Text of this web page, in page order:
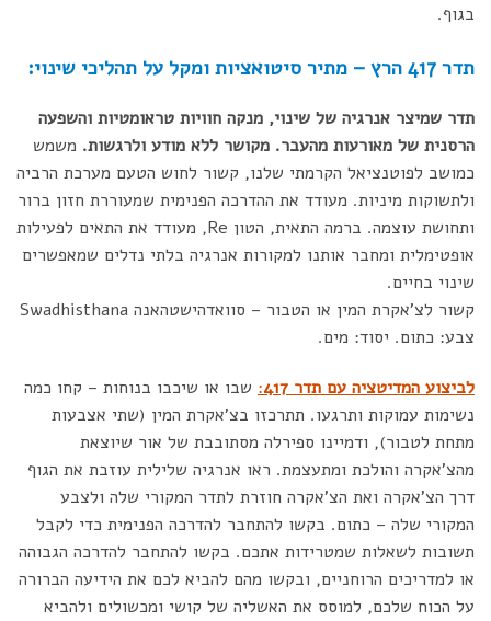
בגוף.
תדר 417 הרץ – מתיר סיטואציות ומקל על תהליכי שינוי:
תדר שמיצר אנרגיה של שינוי, מנקה חוויות טראומטיות והשפעה
הרסנית של מאורעות מהעבר. מקושר ללא מודע ולרגשות. משמש
כמושב לפוטנציאל הקרמתי שלנו, קשור לחוש הטעם מערכת הרביה
ולתשוקות מיניות. מעודד את ההדרכה הפנימית שמעוררת חזון ברור
ותחושת עוצמה. ברמה התאית, הטון Re, מעודד את התאים לפעילות
אופטימלית ומחבר אותנו למקורות אנרגיה בלתי נדלים שמאפשרים
שינוי בחיים.
קשור לצ'אקרת המין או הטבור – סוואדהישטהאנה Swadhisthana
צבע: כתום. יסוד: מים.
לביצוע המדיטציה עם תדר 417 : שבו או שיכבו בנוחות – קחו כמה
נשימות עמוקות ותרגעו. תתרכזו בצ'אקרת המין (שתי אצבעות
מתחת לטבור), ודמיינו ספירלה מסתובבת של אור שיוצאת
מהצ'אקרה והולכת ומתעצמת. ראו אנרגיה שלילית עוזבת את הגוף
דרך הצ'אקרה ואת הצ'אקרה חוזרת לתדר המקורי שלה ולצבע
המקורי שלה – כתום. בקשו להתחבר להדרכה הפנימית כדי לקבל
תשובות לשאלות שמטרידות אתכם. בקשו להתחבר להדרכה הגבוהה
או למדריכים הרוחניים, ובקשו מהם להביא לכם את הידיעה הברורה
על הכוח שלכם, למוסס את האשליה של קושי ומכשולים ולהביא